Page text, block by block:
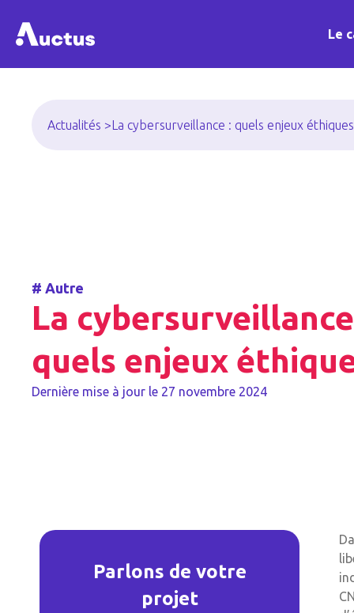
Le
Actualités >La cybersurveillance : quels enjeux
# Autre
La
quels enjeux
Dernière mise à jour le 27 novembre 2024
Parlons de votre
projet